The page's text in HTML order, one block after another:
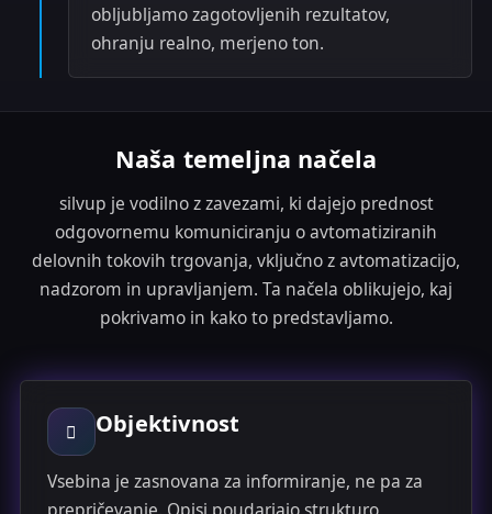
obljubljamo zagotovljenih rezultatov,
ohranju realno, merjeno ton.
Naša temeljna načela
silvup je vodilno z zavezami, ki dajejo prednost
odgovornemu komuniciranju o avtomatiziranih
delovnih tokovih trgovanja, vključno z avtomatizacijo,
nadzorom in upravljanjem. Ta načela oblikujejo, kaj
pokrivamo in kako to predstavljamo.
Objektivnost
Vsebina je zasnovana za informiranje, ne pa za